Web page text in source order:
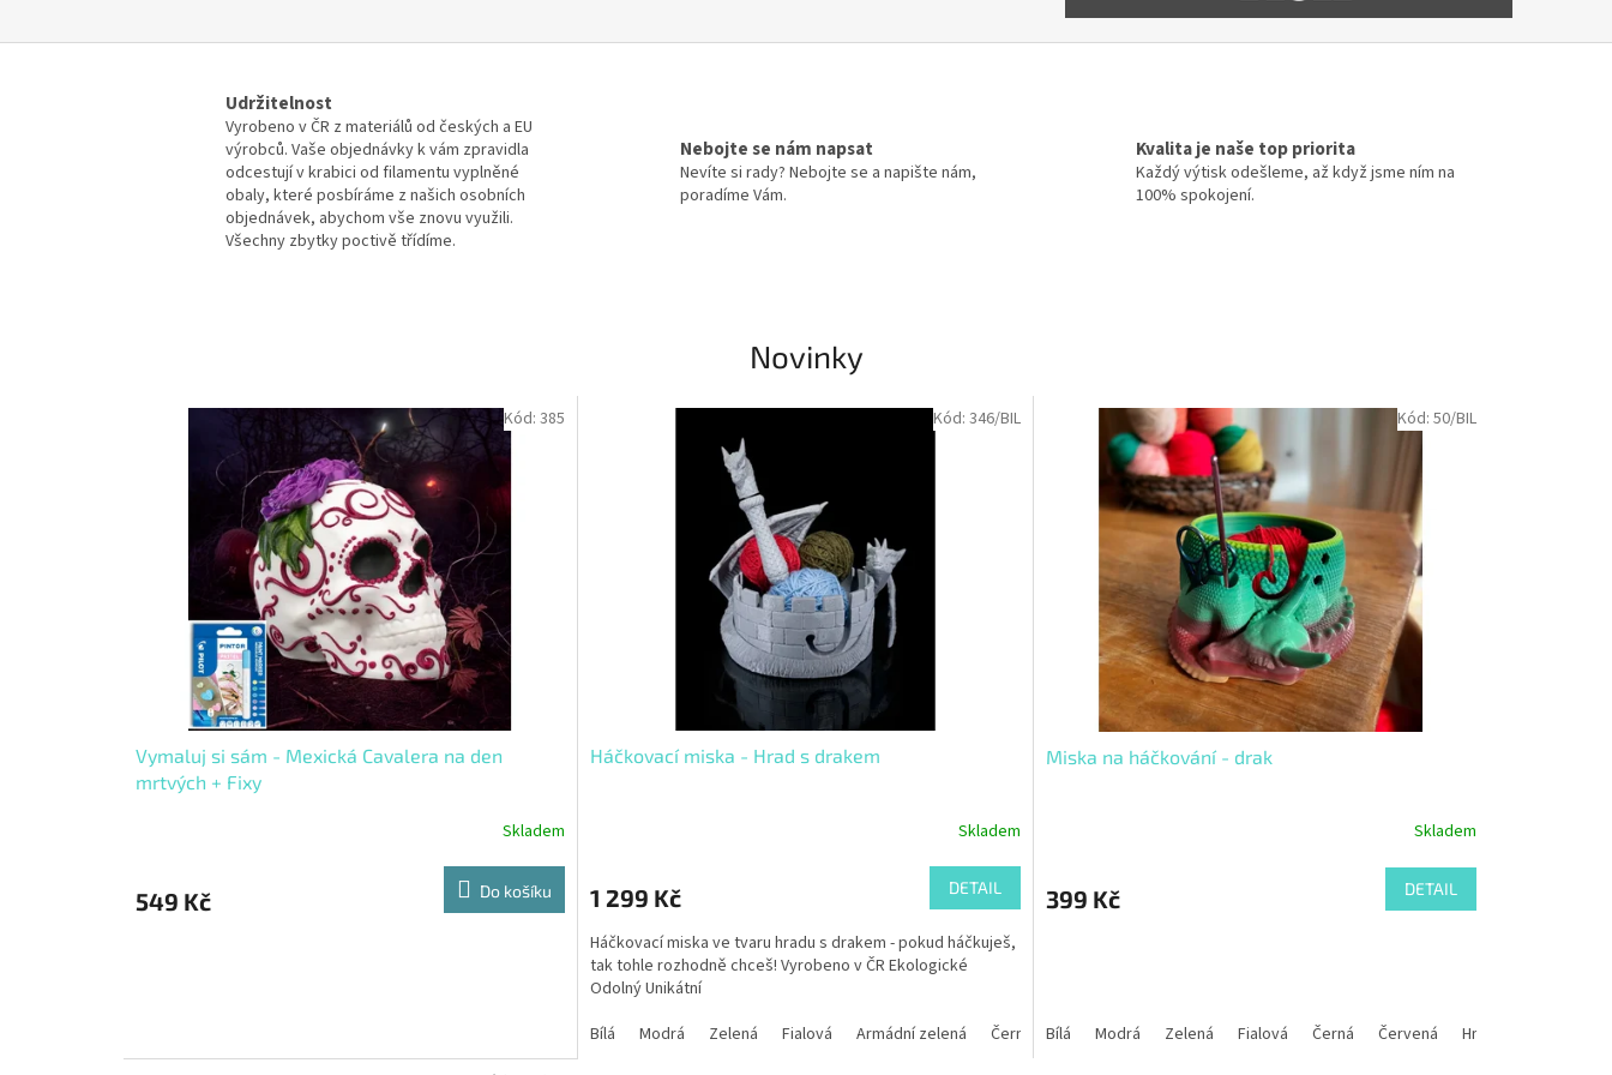
Udržitelnost
Vyrobeno v ČR z materiálů od českých a EU
výrobců. Vaše objednávky k vám zpravidla
odcestují v krabici od filamentu vyplněné
obaly, které posbíráme z našich osobních
objednávek, abychom vše znovu využili.
Všechny zbytky poctivě třídíme.
Nebojte se nám napsat
Nevíte si rady? Nebojte se a napište nám,
poradíme Vám.
Kvalita je naše top priorita
Každý výtisk odešleme, až když jsme ním na
100% spokojení.
Novinky
Vymaluj si sám - Mexická Cavalera na den
mrtvých + Fixy
Skladem
549 Kč Do košíku
Kód:385
Háčkovací miska - Hrad s drakem
Skladem
1 299 Kč DETAIL
Háčkovací miska ve tvaru hradu s drakem - pokud háčkuješ,
tak tohle rozhodně chceš! Vyrobeno v ČR Ekologické
Odolný Unikátní
Bílá
Modrá Zelená Fialová Armádní zelená Černá Červená Hnědá Oranžová Písková Růžová Šedá
Kód: 346/BIL
Miska na háčkování - drak
Skladem
399 Kč DETAIL
Bílá Modrá Zelená Fialová Černá Červená Hnědá
Kód: 50/BIL